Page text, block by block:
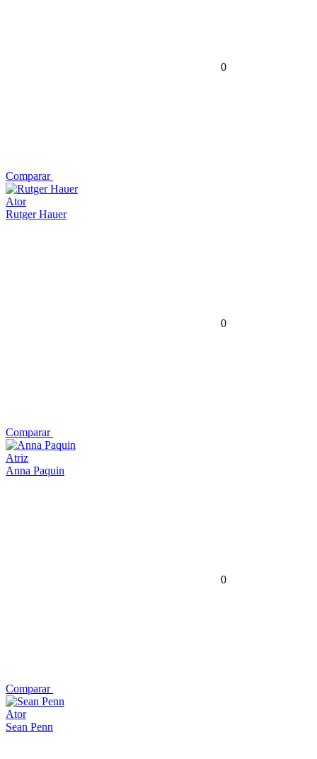
0
Comparar
Ator
Rutger Hauer
0
Comparar
Atriz
Anna Paquin
0
Comparar
Ator
Sean Penn